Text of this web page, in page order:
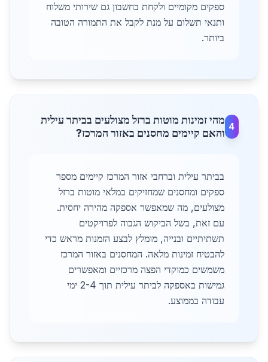
ספקים מקומיים ולקחת בחשבון גם שירותי משלוח
ותנאי תשלום על מנת לקבל את התמורה הטובה
ביותר.
4
מהי זמינות מוטות ברזל מצולעים בביתר עילית
והאם קיימים מחסנים באזור המרכז?
בביתר עילית וברחבי אזור המרכז קיימים מספר
ספקים ומחסנים שמחזיקים במלאי מוטות ברזל
מצולעים, מה שמאפשר אספקה מהירה יחסית.
עם זאת, בשל הביקוש הגבוה לפרויקטים
תשתיתיים ובנייה, מומלץ לבצע הזמנות מראש כדי
להבטיח זמינות מלאה. המחסנים באזור המרכז
משמשים כמוקדי הפצה מרכזיים ומאפשרים
גמישות באספקה לביתר עילית תוך 2-4 ימי
עבודה בממוצע.